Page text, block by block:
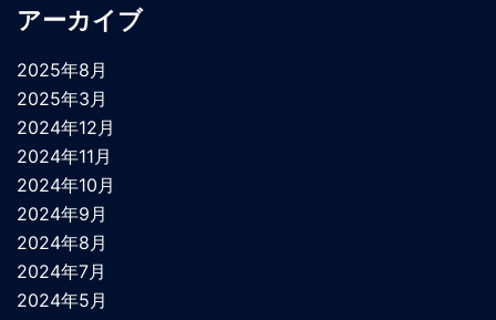
アーカイブ
2025年8月
2025年3月
2024年12月
2024年11月
2024年10月
2024年9月
2024年8月
2024年7月
2024年5月